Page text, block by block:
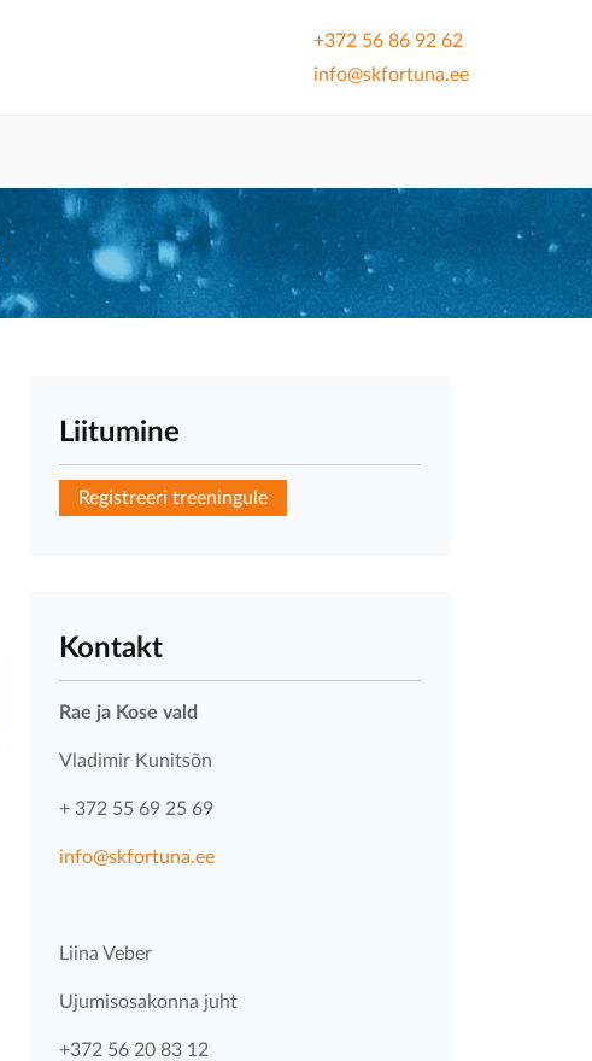
+372 56 86 92 62
info@skfortuna.ee
Liitumine
Registreeri treeningule
Kontakt
Rae ja Kose vald
Vladimir Kunitsõn
+ 372 55 69 25 69
info@skfortuna.ee
Liina Veber
Ujumisosakonna juht
+372 56 20 83 12